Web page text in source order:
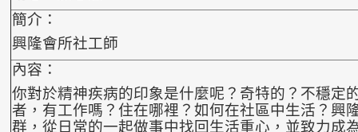
簡介：
興隆會所社工師
內容：
你對於精神疾病的印象是什麼呢？奇特的？不穩定
者，有工作嗎？住在哪裡？如何在社區中生活？興
群，從日常的一起做事中找回生活重心，並致力成